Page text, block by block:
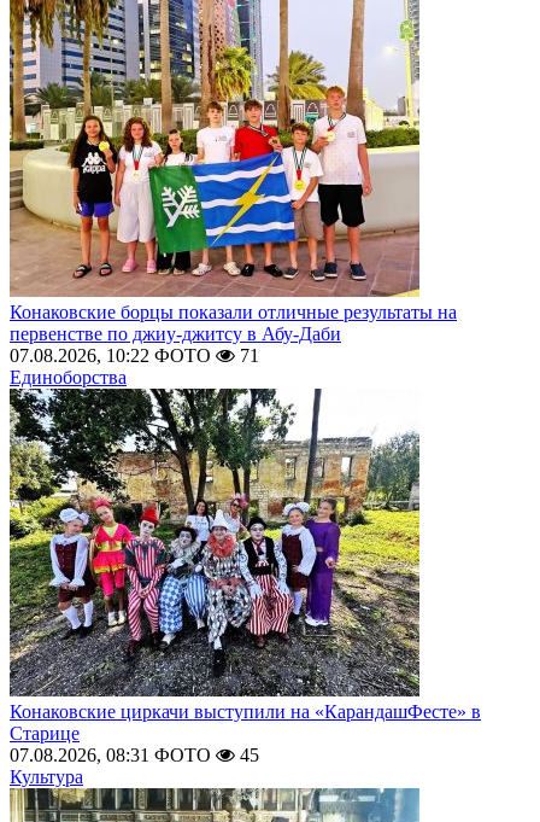
Конаковские борцы показали отличные результаты на
первенстве по джиу-джитсу в Абу-Даби
07.08.2026, 10:22 ФОТО
71
Единоборства
Конаковские циркачи выступили на «КарандашФесте» в
Старице
07.08.2026, 08:31 ФОТО
45
Культура